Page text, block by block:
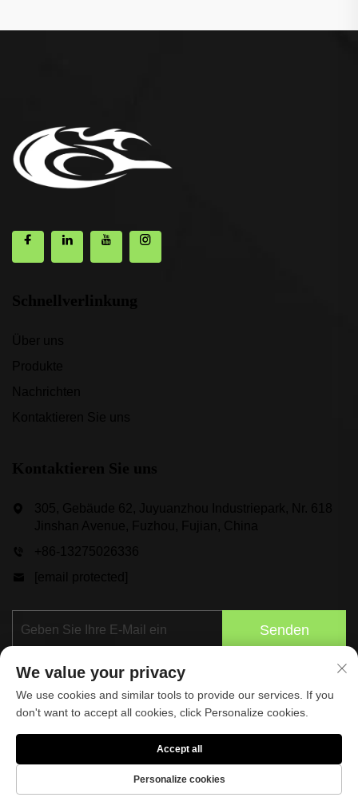
Senden
Urheberrechte © 2025 durch Taspo Sports Manufacture
Co., Ltd. Datenschutzrichtlinie
We value your privacy
We use cookies and similar tools to provide our services. If you
don't want to accept all cookies, click Personalize cookies.
Personalize cookies
Accept all